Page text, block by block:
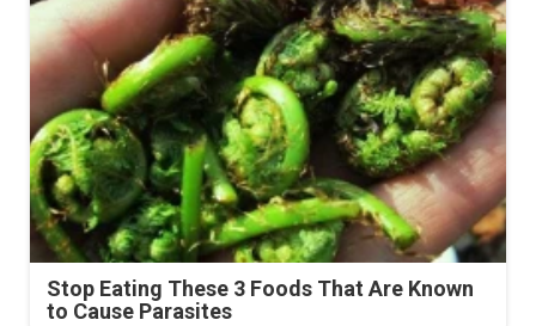
Stop Eating These 3 Foods That Are Known
to Cause Parasites